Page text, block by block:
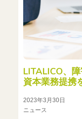
LITALICO、
資本業務提携
2023年3月30日
ニュース